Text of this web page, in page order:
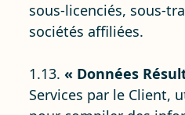
sous-licenciés, sous-
sociétés affiliées.
1.13. « Données
Services par le Client,